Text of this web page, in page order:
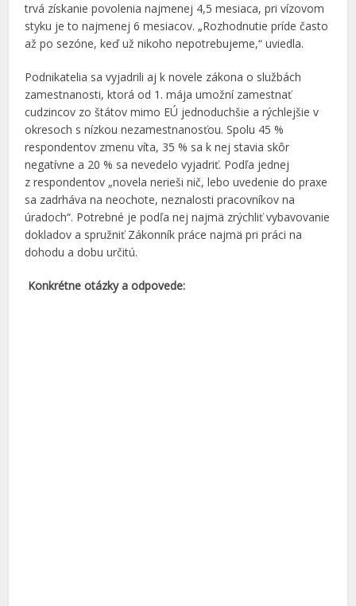
trvá získanie povolenia najmenej 4,5 mesiaca, pri vízovom
styku je to najmenej 6 mesiacov. „Rozhodnutie príde často
až po sezóne, keď už nikoho nepotrebujeme,“ uviedla.
Podnikatelia sa vyjadrili aj k novele zákona o službách
zamestnanosti, ktorá od 1. mája umožní zamestnať
cudzincov zo štátov mimo EÚ jednoduchšie a rýchlejšie v
okresoch s nízkou nezamestnanosťou. Spolu 45 %
respondentov zmenu víta, 35 % sa k nej stavia skôr
negatívne a 20 % sa nevedelo vyjadriť. Podľa jednej
z respondentov „novela nerieši nič, lebo uvedenie do praxe
sa zadrháva na neochote, neznalosti pracovníkov na
úradoch“. Potrebné je podľa nej najmä zrýchliť vybavovanie
dokladov a spružniť Zákonník práce najmä pri práci na
dohodu a dobu určitú.
Konkrétne otázky a odpovede: